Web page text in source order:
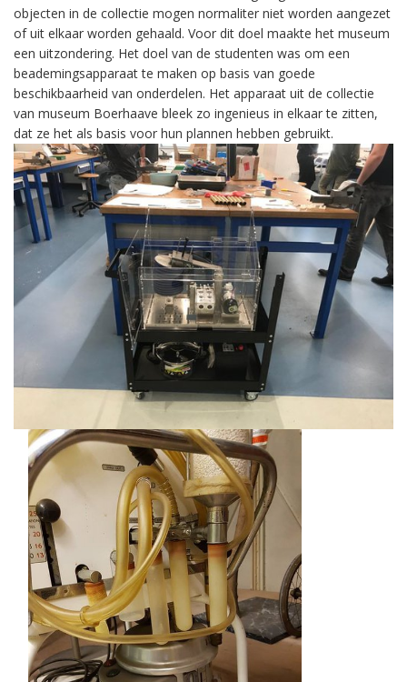
objecten in de collectie mogen normaliter niet worden aangezet
of uit elkaar worden gehaald. Voor dit doel maakte het museum
een uitzondering. Het doel van de studenten was om een
beademingsapparaat te maken op basis van goede
beschikbaarheid van onderdelen. Het apparaat uit de collectie
van museum Boerhaave bleek zo ingenieus in elkaar te zitten,
dat ze het als basis voor hun plannen hebben gebruikt.